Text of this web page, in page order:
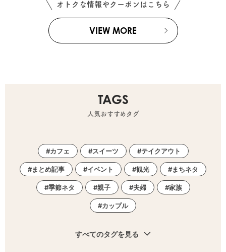
オトクな情報やクーポンはこちら
VIEW MORE
TAGS
人気おすすめタグ
カフェ スイーツ テイクアウト
まとめ記事 イベント 観光 まちネタ
季節ネタ 親子 夫婦 家族
カップル
すべてのタグを見る